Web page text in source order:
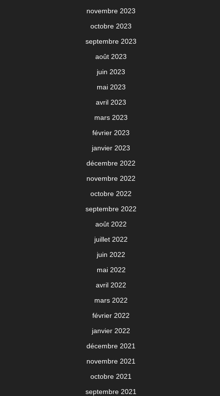
novembre 2023
octobre 2023
septembre 2023
août 2023
juin 2023
mai 2023
avril 2023
mars 2023
février 2023
janvier 2023
décembre 2022
novembre 2022
octobre 2022
septembre 2022
août 2022
juillet 2022
juin 2022
mai 2022
avril 2022
mars 2022
février 2022
janvier 2022
décembre 2021
novembre 2021
octobre 2021
septembre 2021